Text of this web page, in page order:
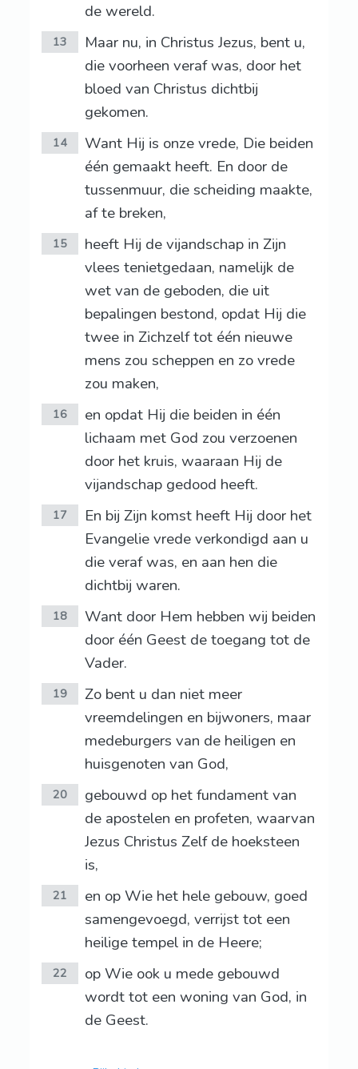
de wereld.
13
Maar nu, in Christus Jezus, bent u,
die voorheen veraf was, door het
bloed van Christus dichtbij
gekomen.
14
Want Hij is onze vrede, Die beiden
één gemaakt heeft. En door de
tussenmuur, die scheiding maakte,
af te breken,
15
heeft Hij de vijandschap in Zijn
vlees tenietgedaan, namelijk de
wet van de geboden, die uit
bepalingen bestond, opdat Hij die
twee in Zichzelf tot één nieuwe
mens zou scheppen en zo vrede
zou maken,
16
en opdat Hij die beiden in één
lichaam met God zou verzoenen
door het kruis, waaraan Hij de
vijandschap gedood heeft.
17
En bij Zijn komst heeft Hij door het
Evangelie vrede verkondigd aan u
die veraf was, en aan hen die
dichtbij waren.
18
Want door Hem hebben wij beiden
door één Geest de toegang tot de
Vader.
19
Zo bent u dan niet meer
vreemdelingen en bijwoners, maar
medeburgers van de heiligen en
huisgenoten van God,
20
gebouwd op het fundament van
de apostelen en profeten, waarvan
Jezus Christus Zelf de hoeksteen
is,
21
en op Wie het hele gebouw, goed
samengevoegd, verrijst tot een
heilige tempel in de Heere;
22
op Wie ook u mede gebouwd
wordt tot een woning van God, in
de Geest.